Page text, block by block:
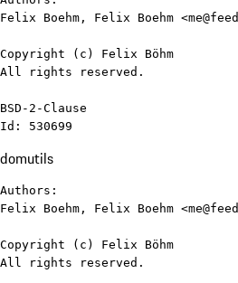
Felix Boehm, Felix Boehm
Copyright (c) Felix Böhm
All rights reserved.
BSD-2-Clause
Id: 530699
domutils
Authors:
Felix Boehm, Felix Boehm
Copyright (c) Felix Böhm
All rights reserved.